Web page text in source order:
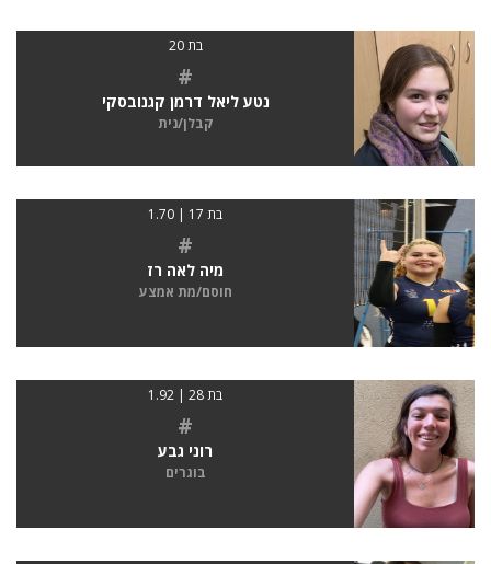
בת 20
#
נטע ליאל דרמן קגנובסקי
קבלן/נית
בת 17 | 1.70
#
מיה לאה רז
חוסם/מת אמצע
בת 28 | 1.92
#
רוני גבע
בוגרים